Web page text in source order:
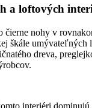
a loftových
nohy v
dreva,
interiéri